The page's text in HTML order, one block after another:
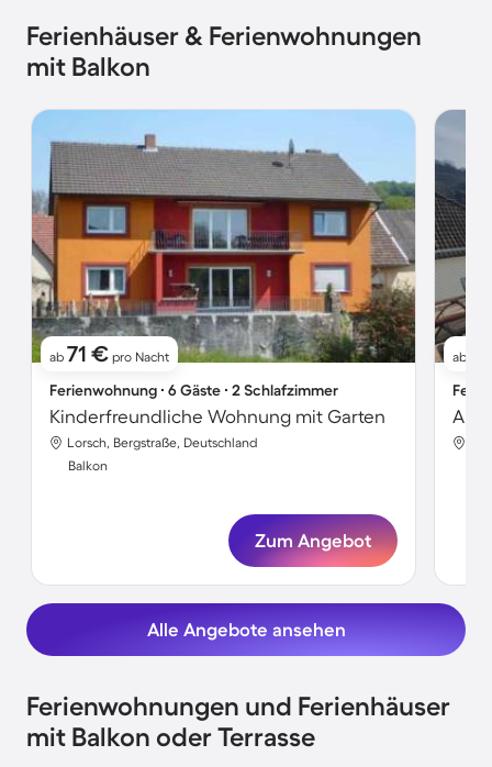
Ferienhäuser & Ferienwohnungen
mit Balkon
ab 71 € pro Nacht
Ferienwohnung ∙ 6 Gäste ∙ 2 Schlafzimmer
Kinderfreundliche Wohnung mit Garten
Lorsch, Bergstraße, Deutschland
Balkon
Zum Angebot
ab
Alle Angebote ansehen
Ferienwohnungen und Ferienhäuser
mit Balkon oder Terrasse